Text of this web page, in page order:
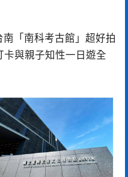
「南科考古館」超好拍
卡與親子知性一日遊全